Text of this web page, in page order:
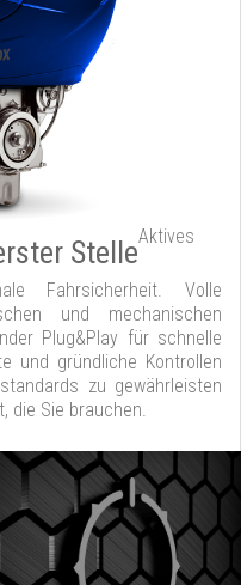
StelleAktives
Fahrsicherheit. Volle
und mechanischen
Plug&Play für schnelle
und gründliche Kontrollen
zu gewährleisten
die Sie brauchen.